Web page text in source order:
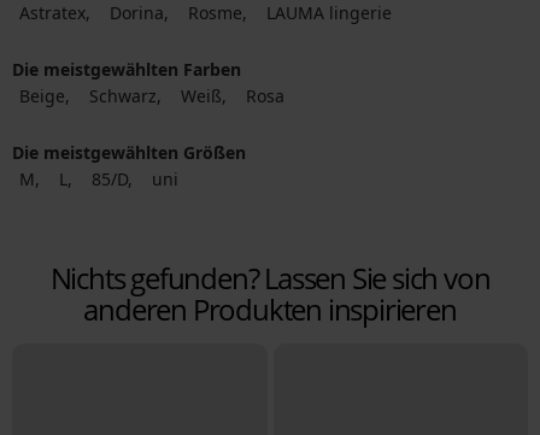
Astratex
Dorina Rosme LAUMA lingerie
Die meistgewählten Farben
Beige
Schwarz Weiß Rosa
Die meistgewählten Größen
M
L 85/D uni
Nichts gefunden? Lassen Sie sich von
anderen Produkten inspirieren